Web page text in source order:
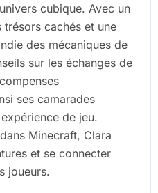
cubique. Avec un
cachés et une
des mécaniques de
sur les échanges de
ses camarades
de jeu.
Minecraft, Clara
et se connecter
joueurs.